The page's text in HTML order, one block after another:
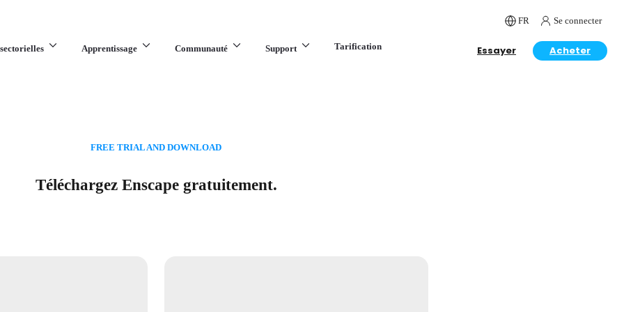
FR Se connecter
Apprentissage Communauté Support Tarification Essayer Acheter
Téléchargez Enscape gratuitement.
FREE TRIAL AND DOWNLOAD